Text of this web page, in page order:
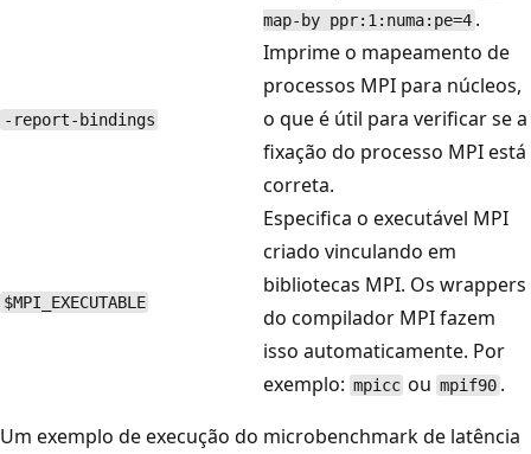
map-by ppr:1:numa:pe=4 .
-report-bindings
Imprime o mapeamento de
processos MPI para núcleos,
o que é útil para verificar se a
fixação do processo MPI está
correta.
$MPI_EXECUTABLE
Especifica o executável MPI
criado vinculando em
bibliotecas MPI. Os wrappers
do compilador MPI fazem
isso automaticamente. Por
exemplo: mpicc ou mpif90 .
Um exemplo de execução do microbenchmark de latência